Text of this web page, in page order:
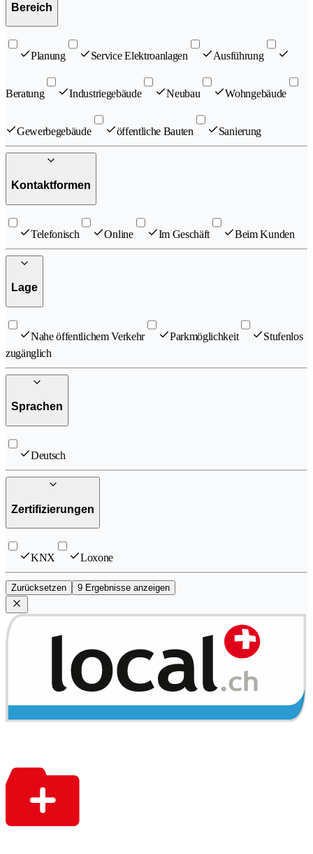
Bereich
Planung Service Elektroanlagen Ausführung
Beratung Industriegebäude Neubau Wohngebäude
Gewerbegebäude öffentliche Bauten Sanierung
Kontaktformen
Telefonisch Online Im Geschäft Beim Kunden
Lage
Nahe öffentlichem Verkehr Parkmöglichkeit
Stufenlos
zugänglich
Sprachen
Deutsch
Zertifizierungen
KNX Loxone
Zurücksetzen 9 Ergebnisse anzeigen